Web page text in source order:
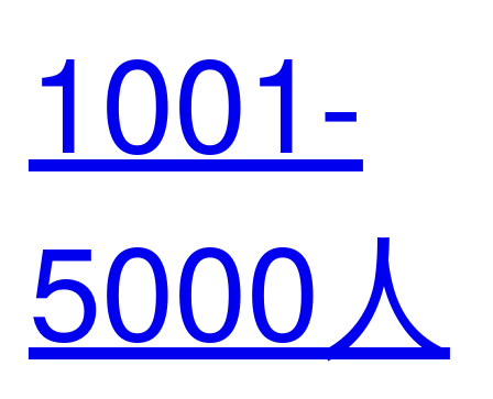
春风动
力以AI
1001-
5000人